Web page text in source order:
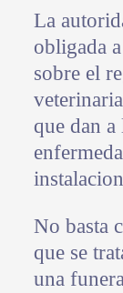
La
obligada
sobre el
que dan a
No basta
que se
una